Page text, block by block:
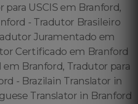
para USCIS em Branford,
- Tradutor Brasileiro
Juramentado em
Certificado em Branford
Branford, Tradutor para
- Brazilain Translator in
Translator in Branford